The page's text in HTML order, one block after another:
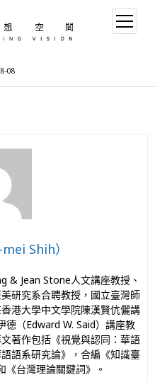
08
Shih）
& Jean Stone人文講座教授、
研究系合聘教授，國立臺灣師
港大學中文學院陳漢賢伉儷講
德（Edward W. Said）講座教
著作包括《視覺與認同：華語
語系研究論》，合編《知識臺
《台灣理論關鍵詞》。